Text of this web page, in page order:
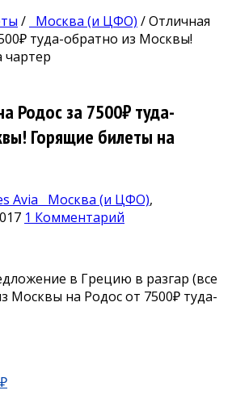
/ Москва (и ЦФО) /Отличная
туда-обратно из Москвы!
чартер
Родос за 7500₽ туда-
Горящие билеты на
Avia Москва (и ЦФО),
1 Комментарий
в Грецию в разгар (все
Москвы на Родос от 7500₽ туда-